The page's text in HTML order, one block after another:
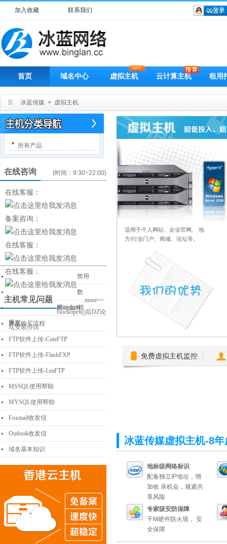
加入收藏 联系我们
首页 域名中心 虚拟主机 云计算主机 租用
冰蓝传媒 > 虚拟主机
所有产品
在线咨询 (时间：9:30~22:00)
在线客服：
备案咨询：
在线客服：
在线客服：
主机常见问题 more>>
禁用
fsockopen()后DZ论
坛安装办法
数
据socket错
误
网站如何
备案
产品购买流程
FTP软件上传-CuteFTP
FTP软件上传-FlashFXP
FTP软件上传-LeaFTP
MSSQL使用帮助
MYSQL使用帮助
Foxmail收发信
Outlook收发信
域名基本知识
适用于个人网站、企业官网、 地
方/行业门户、商城、论坛等。
免费虚拟主机监控
冰蓝传媒虚拟主机-8
地标级网络标识
配备独立IP地址，增
加收 录机会，规避共
享风险
专家级安防保障
千M硬件防火墙， 安
全保障